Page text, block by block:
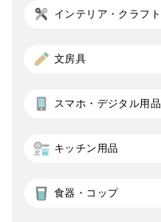
インテリア・クラフト
文房具
スマホ・デジタル用品
キッチン用品
食器・コップ